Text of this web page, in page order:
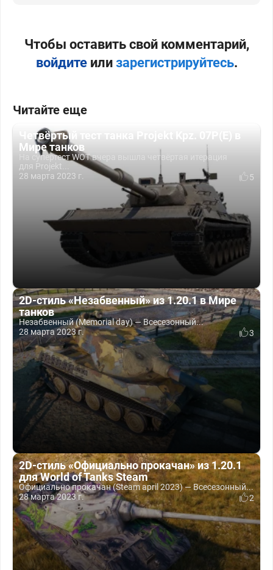
Чтобы оставить свой комментарий,
войдитеили зарегистрируйтесь.
Читайте еще
Четвёртый тест танка Projekt Kpz. 07P(E) в
Мире танков
На супертест WOT вчера вышла четвёртая итерация
для Projekt...
28 марта 2023 г.
5
2D-стиль «Незабвенный» из 1.20.1 в Мире
танков
Незабвенный (Memorial day) — Всесезонный...
28 марта 2023 г.
3
2D-стиль «Официально прокачан» из 1.20.1
для World of Tanks Steam
Официально прокачан (Steam april 2023) — Всесезонный...
28 марта 2023 г.
2